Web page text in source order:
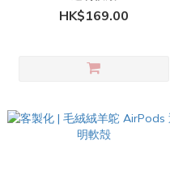
HK$169.00